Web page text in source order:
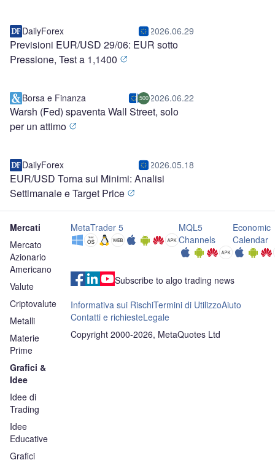
DailyForex 2026.06.29
Previsioni EUR/USD 29/06: EUR sotto
Pressione, Test a 1,1400
Borsa e Finanza 500 2026.06.22
Warsh (Fed) spaventa Wall Street, solo
per un attimo
DailyForex 2026.05.18
EUR/USD Torna sui Minimi: Analisi
Settimanale e Target Price
Mercati
Mercato
Azionario
Americano
Valute
Criptovalute
Metalli
Materie
Prime
Grafici &
Idee
Idee di
Trading
Idee
Educative
Grafici
MetaTrader 5
MQL5
Channels
Economic
Calendar
Subscribe to algo trading news
Informativa sui RischiTermini di UtilizzoAiuto
Contatti e richiesteLegale
Copyright 2000-2026, MetaQuotes Ltd